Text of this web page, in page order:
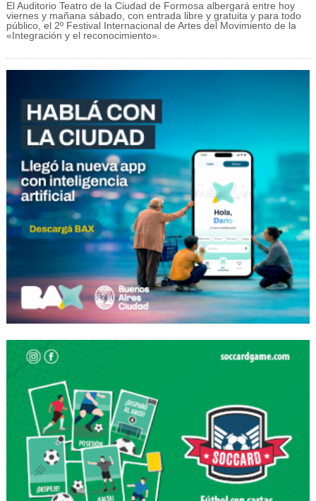
El Auditorio Teatro de la Ciudad de Formosa albergará entre hoy
viernes y mañana sábado, con entrada libre y gratuita y para todo
público, el 2º Festival Internacional de Artes del Movimiento de la
«Integración y el reconocimiento».